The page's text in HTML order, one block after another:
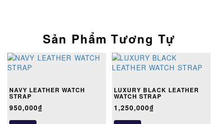
Sản Phẩm Tương Tự
NAVY LEATHER WATCH
STRAP
950,000₫
LUXURY BLACK LEATHER
WATCH STRAP
1,250,000₫